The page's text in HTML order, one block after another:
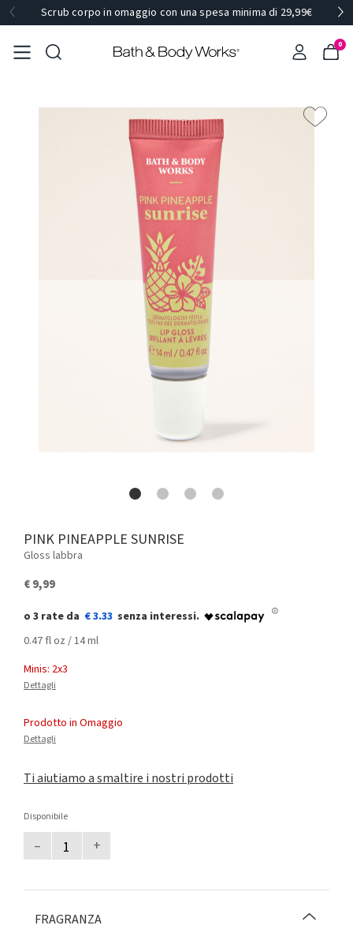
Scrub corpo in omaggio con una spesa minima di 29,99€
0
PINK PINEAPPLE SUNRISE
Gloss labbra
€ 9,99
€ 3.33
0.47 fl oz / 14 ml
Minis: 2x3
Dettagli
Prodotto in Omaggio
Dettagli
Ti aiutiamo a smaltire i nostri prodotti
Disponibile
– +
FRAGRANZA